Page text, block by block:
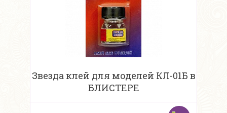
Звезда клей для моделей КЛ-01Б в
БЛИСТЕРЕ